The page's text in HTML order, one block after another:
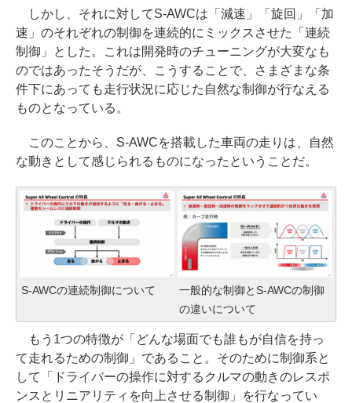
しかし、それに対してS-AWCは「減速」「旋回」「加
速」のそれぞれの制御を連続的にミックスさせた「連続
制御」とした。これは開発時のチューニングが大変なも
のではあったそうだが、こうすることで、さまざまな条
件下にあっても走行状況に応じた自然な制御が行なえる
ものとなっている。
このことから、S-AWCを搭載した車両の走りは、自然
な動きとして感じられるものになったということだ。
S-AWCの連続制御について
一般的な制御とS-AWCの制御
の違いについて
もう1つの特徴が「どんな場面でも誰もが自信を持っ
て走れるための制御」であること。そのために制御系と
して「ドライバーの操作に対するクルマの動きのレスポ
ンスとリニアリティを向上させる制御」を行なってい